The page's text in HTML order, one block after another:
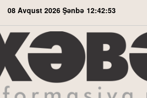
08 Avqust 2026 Şənbə 12:42:54